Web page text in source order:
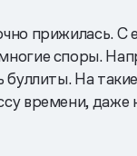
прижилась. C
споры.
буллиты. На
времени, даже